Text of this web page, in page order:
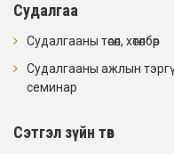
Судалгаа
Судалгааны төсөл, хөтөлбөр
Судалгааны ажлын
семинар
Сэтгэл зүйн төв